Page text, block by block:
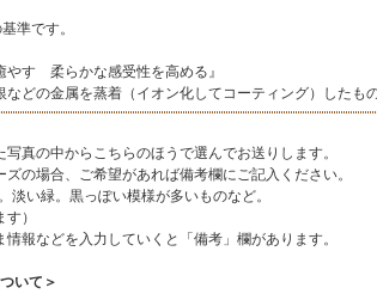
準です。
す 柔らかな感受性を高める』
の金属を蒸着（イオン化してコーティング）したもの
真の中からこちらのほうで選んでお送りします。
の場合、ご希望があれば備考欄にご記入ください。
淡い緑。黒っぽい模様が多いものなど。
）
報などを入力していくと「備考」欄があります。
いて＞